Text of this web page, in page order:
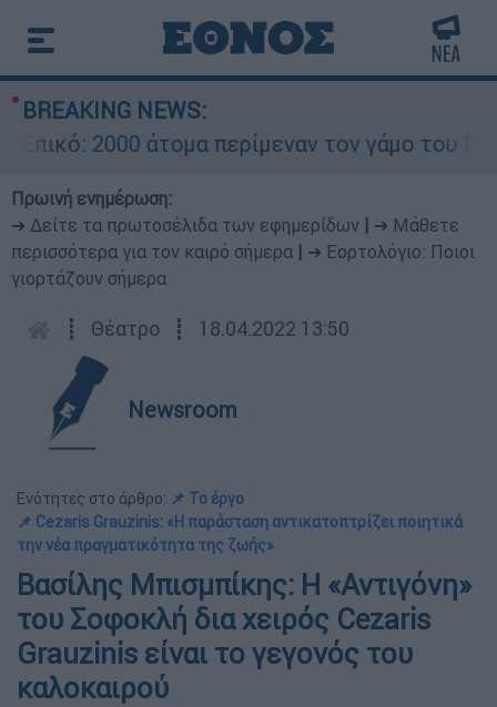
BREAKING NEWS:
2000 άτομα περίμεναν τον γάμο του
Πρωινή ενημέρωση:
➔ Δείτε τα πρωτοσέλιδα των εφημερίδων
➔ Μάθετε
περισσότερα για τον καιρό σήμερα
➔ Εορτολόγιο: Ποιοι
γιορτάζουν σήμερα
┋ Θέατρο ┋ 18.04.2022 13:50
Newsroom
Ενότητες στο άρθρο: 📌 Το έργο
📌 Cezaris Grauzinis: «Η παράσταση αντικατοπτρίζει ποιητικά
την νέα πραγματικότητα της ζωής»
Βασίλης Μπισμπίκης: Η «Αντιγόνη»
του Σοφοκλή δια χειρός Cezaris
Grauzinis είναι το γεγονός του
καλοκαιρού